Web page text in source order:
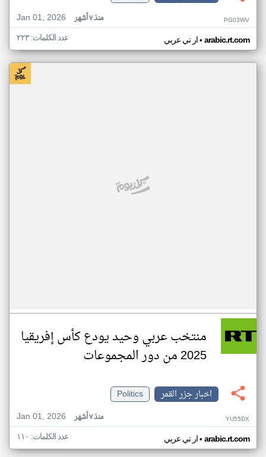
Jan 01, 2026
منذ ٧ أشهر PG03WV
ار تي عربي• arabic.rt.com عدد الكلمات: ٢٢٣
منتخب عربي وحيد يودع كأس إفريقيا
2025 من دور المجموعات
اخبار جزر القمر
Politics
Jan 01, 2026
منذ ٧ أشهر YU55DX
ار تي عربي• arabic.rt.com عدد الكلمات: ١١٠